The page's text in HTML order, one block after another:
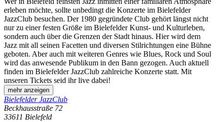
erleben möchte, sollte unbedingt die Konzerte im Bielefelder
JazzClub besuchen. Der 1980 gegründete Club gehört längst nicht
nur zu einer festen Größe im Bielefelder Kunst- und Kulturleben,
sondern auch über die Grenzen der Stadt hinaus. Hier wird dem
Jazz mit all seinen Facetten und diversen Stilrichtungen eine Bühne
geboten. Aber auch mit weiteren Genres wie Blues, Rock und Soul
wird das anwesende Publikum in den Bann gezogen. Auch aktuell
finden im Bielefelder JazzClub zahlreiche Konzerte statt. Mit
unseren Tickets seid ihr live dabei!
mehr anzeigen
Bielefelder JazzClub
Beckhausstraße 72
33611 Bielefeld